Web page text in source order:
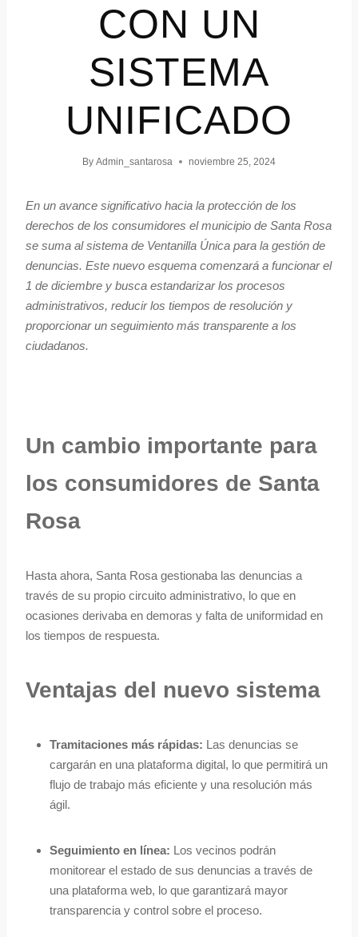
CON UN
SISTEMA
UNIFICADO
By Admin_santarosa noviembre 25, 2024
En un avance significativo hacia la protección de los
derechos de los consumidores el municipio de Santa Rosa
se suma al sistema de Ventanilla Única para la gestión de
denuncias. Este nuevo esquema comenzará a funcionar el
1 de diciembre y busca estandarizar los procesos
administrativos, reducir los tiempos de resolución y
proporcionar un seguimiento más transparente a los
ciudadanos.
Un cambio importante para
los consumidores de Santa
Rosa
Hasta ahora, Santa Rosa gestionaba las denuncias a
través de su propio circuito administrativo, lo que en
ocasiones derivaba en demoras y falta de uniformidad en
los tiempos de respuesta.
Ventajas del nuevo sistema
Tramitaciones más rápidas: Las denuncias se
cargarán en una plataforma digital, lo que permitirá un
flujo de trabajo más eficiente y una resolución más
ágil.
Seguimiento en línea: Los vecinos podrán
monitorear el estado de sus denuncias a través de
una plataforma web, lo que garantizará mayor
transparencia y control sobre el proceso.